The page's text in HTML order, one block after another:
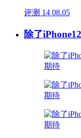
评测 14 08.05
除了